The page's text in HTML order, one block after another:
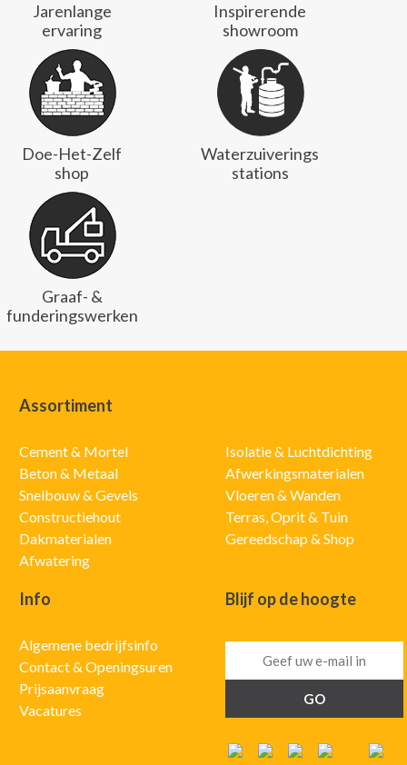
Jarenlange
ervaring
Inspirerende
showroom
Doe-Het-Zelf
shop
Waterzuiverings
stations
Graaf- &
funderingswerken
Assortiment
Cement & Mortel
Beton & Metaal
Snelbouw & Gevels
Constructiehout
Dakmaterialen
Afwatering
Isolatie & Luchtdichting
Afwerkingsmaterialen
Vloeren & Wanden
Terras, Oprit & Tuin
Gereedschap & Shop
Info
Algemene bedrijfsinfo
Contact & Openingsuren
Prijsaanvraag
Vacatures
Blijf op de hoogte